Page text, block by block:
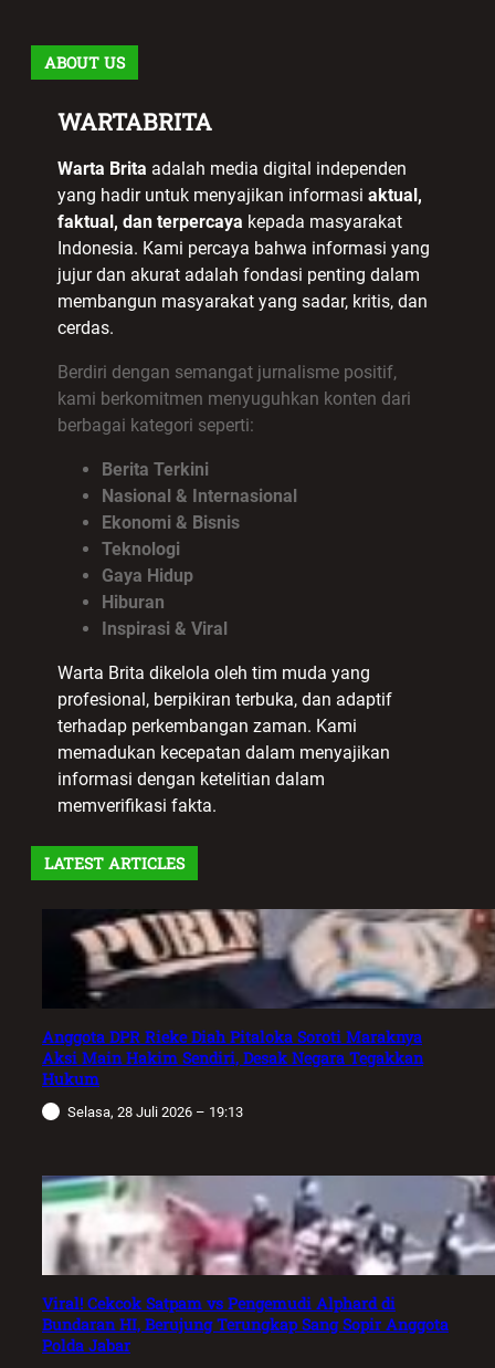
ABOUT US
WARTABRITA
Warta Brita adalah media digital independen
yang hadir untuk menyajikan informasi aktual,
faktual, dan terpercaya kepada masyarakat
Indonesia. Kami percaya bahwa informasi yang
jujur dan akurat adalah fondasi penting dalam
membangun masyarakat yang sadar, kritis, dan
cerdas.
Berdiri dengan semangat jurnalisme positif,
kami berkomitmen menyuguhkan konten dari
berbagai kategori seperti:
Berita Terkini
Nasional & Internasional
Ekonomi & Bisnis
Teknologi
Gaya Hidup
Hiburan
Inspirasi & Viral
Warta Brita dikelola oleh tim muda yang
profesional, berpikiran terbuka, dan adaptif
terhadap perkembangan zaman. Kami
memadukan kecepatan dalam menyajikan
informasi dengan ketelitian dalam
memverifikasi fakta.
LATEST ARTICLES
Anggota DPR Rieke Diah Pitaloka Soroti Maraknya
Aksi Main Hakim Sendiri, Desak Negara Tegakkan
Hukum
Selasa, 28 Juli 2026 – 19:13
Viral! Cekcok Satpam vs Pengemudi Alphard di
Bundaran HI, Berujung Terungkap Sang Sopir Anggota
Polda Jabar